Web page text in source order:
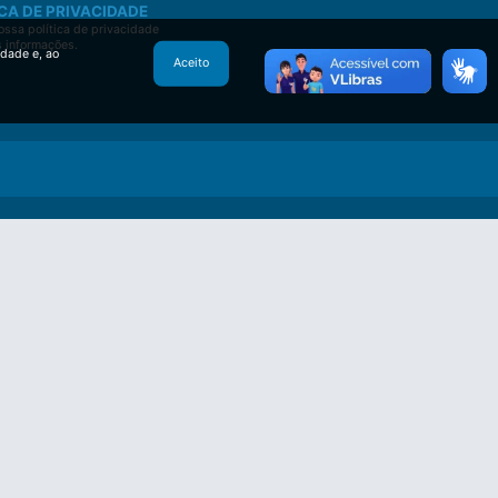
DE PRIVACIDADE
política de privacidade
informações.
e, ao
Aceito